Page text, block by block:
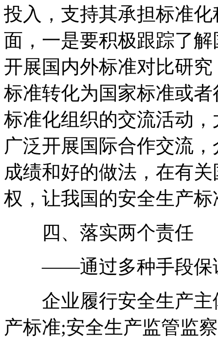
投入，支持其承担标准
面，一是要积极跟踪了
开展国内外标准对比研
标准转化为国家标准或
标准化组织的交流活动
广泛开展国际合作交流
成绩和好的做法，在有
权，让我国的安全生产标
四、落实两个责任
——通过多种手段保
企业履行安全生产主
产标准;安全生产监管监